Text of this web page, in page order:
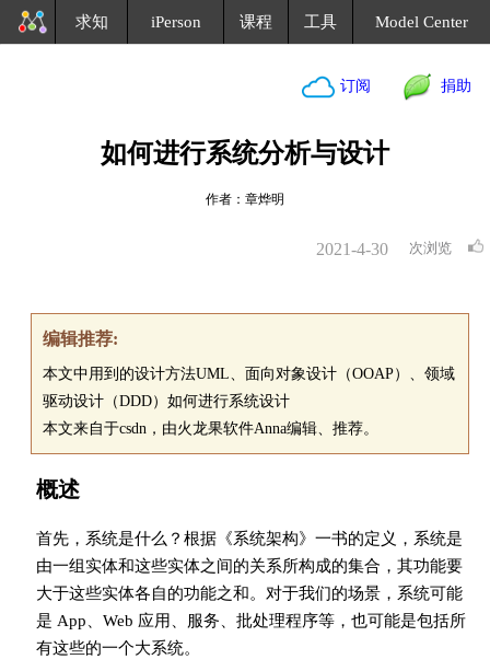
求知 iPerson 课程 工具 Model Center
订阅 捐助
如何进行系统分析与设计
作者：章烨明
次浏览
2021-4-30
编辑推荐:
本文中用到的设计方法UML、面向对象设计（OOAP）、领域
驱动设计（DDD）如何进行系统设计
本文来自于csdn，由火龙果软件Anna编辑、推荐。
概述
首先，系统是什么？根据《系统架构》一书的定义，系统是
由一组实体和这些实体之间的关系所构成的集合，其功能要
大于这些实体各自的功能之和。对于我们的场景，系统可能
是 App、Web 应用、服务、批处理程序等，也可能是包括所
有这些的一个大系统。